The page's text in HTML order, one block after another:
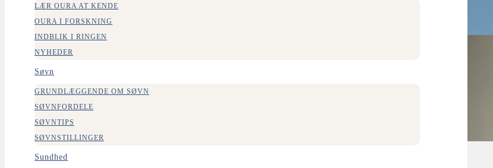
LÆR OURA AT KENDE
OURA I FORSKNING
INDBLIK I RINGEN
NYHEDER
Søvn
GRUNDLÆGGENDE OM SØVN
SØVNFORDELE
SØVNTIPS
SØVNSTILLINGER
Sundhed